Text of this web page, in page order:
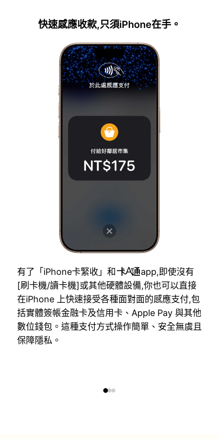
快速感應收款,只須iPhone在手。
有了「iPhone卡緊收」和
app,即使沒有
[刷卡機/讀卡機]或其他硬體設備,你也可以直接
在iPhone 上快速接受各種面對面的感應支付,包
括實體簽帳金融卡及信用卡、Apple Pay 與其他
數位錢包。這種支付方式操作簡單、安全無虞且
保障隱私。